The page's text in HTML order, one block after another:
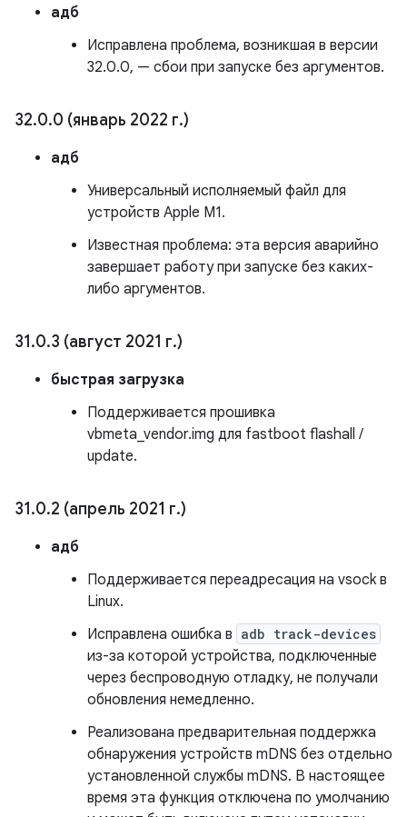
адб
Исправлена ​​проблема, возникшая в версии
32.0.0, — сбои при запуске без аргументов.
32.0.0 (январь 2022 г.)
адб
Универсальный исполняемый файл для
устройств Apple M1.
Известная проблема: эта версия аварийно
завершает работу при запуске без каких-
либо аргументов.
31.0.3 (август 2021 г.)
быстрая загрузка
Поддерживается прошивка
vbmeta_vendor.img для fastboot flashall /
update.
31.0.2 (апрель 2021 г.)
адб
Поддерживается переадресация на vsock в
Linux.
Исправлена ​​ошибка в adb track-devices
из-за которой устройства, подключенные
через беспроводную отладку, не получали
обновления немедленно.
Реализована предварительная поддержка
обнаружения устройств mDNS без отдельно
установленной службы mDNS. В настоящее
время эта функция отключена по умолчанию